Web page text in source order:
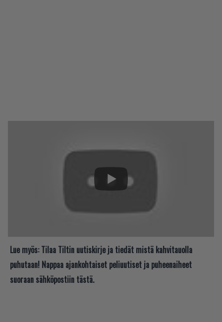
Lue myös: Tilaa Tiltin uutiskirje ja tiedät mistä kahvitauolla
puhutaan! Nappaa ajankohtaiset peliuutiset ja puheenaiheet
suoraan sähköpostiin tästä.